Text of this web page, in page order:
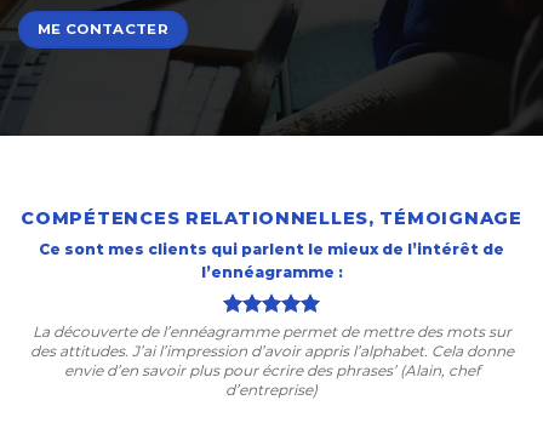
ME CONTACTER
COMPÉTENCES RELATIONNELLES, TÉMOIGNAGE
Ce sont mes clients qui parlent le mieux de l’intérêt de
l’ennéagramme :
La découverte de l’ennéagramme permet de mettre des mots sur
des attitudes. J’ai l’impression d’avoir appris l’alphabet. Cela donne
envie d’en savoir plus pour écrire des phrases’ (Alain, chef
d’entreprise)